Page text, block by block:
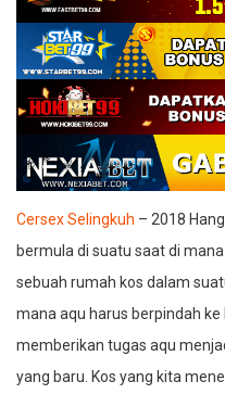
Cersex Selingkuh – 2018
bermula di suatu saat di
sebuah rumah kos dalam
mana aqu harus berpindah
memberikan tugas aqu
yang baru. Kos yang kita